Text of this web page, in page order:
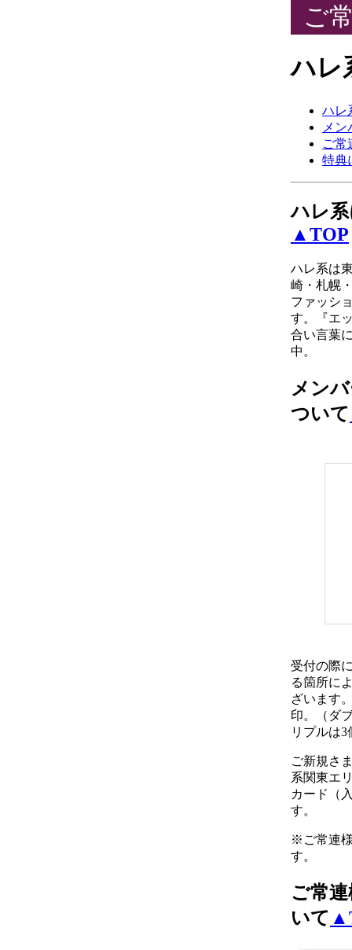
ご
ハレ
ハレ
メ
ご常
特典
ハレ
▲TOP
ハレ系は
崎・札幌
ファッシ
す。『エ
合い言葉
中。
メン
ついて
受付の際
る箇所に
ざいます
印。（ダ
リプルは3
ご新規さ
系関東エ
カード（
す。
※ご常連
す。
ご常
いて